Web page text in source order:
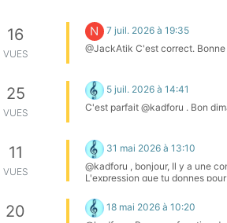
16
VUES
N
7 juil. 2026 à 19:35
@JackAtik C'est correct. Bonne
25
VUES
5 juil. 2026 à 14:41
C'est parfait @kadforu . Bon
11
VUES
31 mai 2026 à 13:10
@kadforu , bonjour, Il y a une
L'expression que tu donnes
binomiale, je te mets un lien qui,
répondra à ton questionnement.
20
18 mai 2026 à 10:20